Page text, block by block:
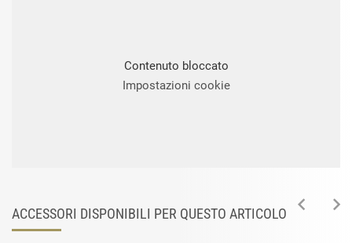
Contenuto bloccato
Impostazioni cookie
ACCESSORI DISPONIBILI PER QUESTO ARTICOLO